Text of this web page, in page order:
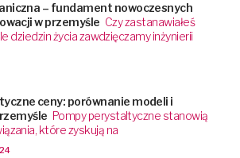
– fundament nowoczesnych
w przemyśle Czy zastanawiałeś
dziedzin życia zawdzięczamy inżynierii
ceny: porównanie modeli i
Pompy perystaltyczne stanowią
które zyskują na